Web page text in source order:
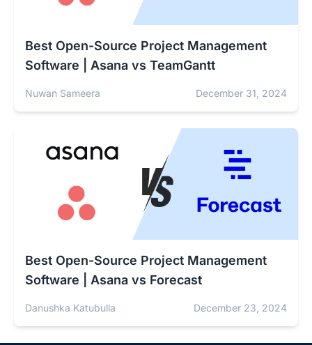
Best Open-Source Project Management
Software | Asana vs TeamGantt
Nuwan Sameera December 31, 2024
Best Open-Source Project Management
Software | Asana vs Forecast
Danushka Katubulla December 23, 2024